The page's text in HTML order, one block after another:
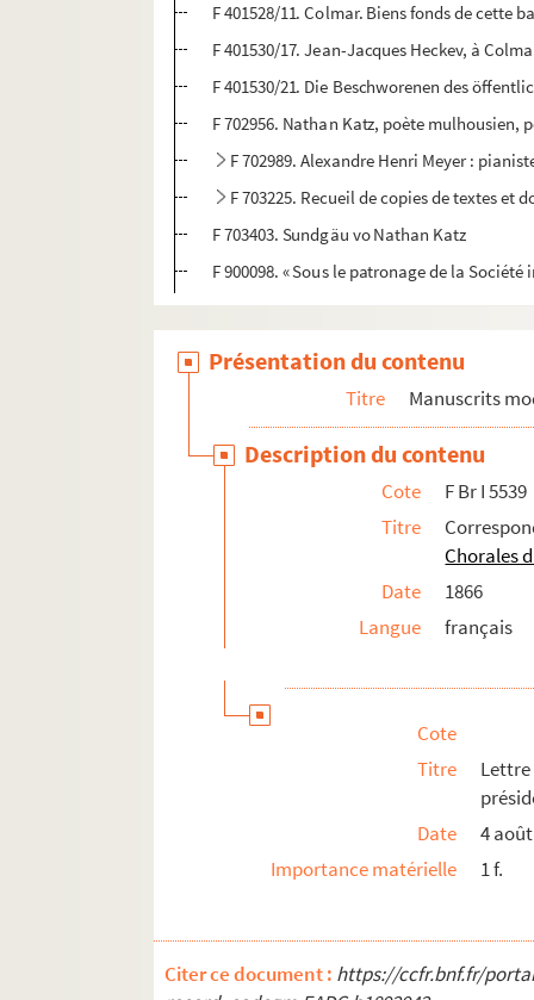
F 401528/11. Colmar. Biens fonds de cette
F 401530/17. Jean-Jacques Heckev, à
F 401530/21. Die Beschworenen des
F 702956. Nathan Katz, poète mulhousien,
F 702989. Alexandre Henri Meyer :
F 703225. Recueil de copies de textes et
F 703403. Sundgäu vo Nathan Katz
F 900098. « Sous le patronage de la
Présentation du contenu
Titre Manuscrits
Description du contenu
Cote
F Br I 5539
Titre
Chorales
Date
1866
Langue
français
Cote
Titre
Date
4
Importance matérielle
1 f.
Citer ce document : https://ccfr.bnf.fr/